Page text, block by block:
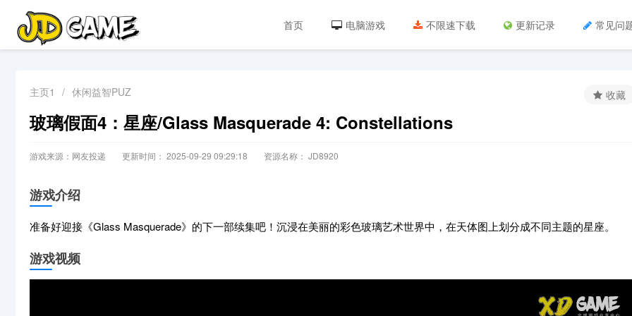
首页 电脑游戏 不限速下载 更新记录 常见问
主页1 / 休闲益智PUZ
玻璃假面4：星座/Glass Masquerade 4: Constellations
游戏来源：网友投递 更新时间： 2025-09-29 09:29:18 资源名称： JD8920
收藏
游戏介绍
准备好迎接《Glass Masquerade》的下一部续集吧！沉浸在美丽的彩色玻璃艺术世界中，在天体图上划分成不同主题的星座。
游戏视频